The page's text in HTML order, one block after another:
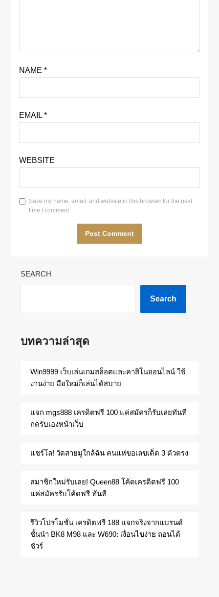
NAME *
EMAIL *
WEBSITE
Save my name, email, and website in this browser for the next
time I comment.
SEARCH
Search
บทความล่าสุด
Win9999 เว็บเล่นเกมสล็อตและคาสิโนออนไลน์ ใช้
งานง่าย มือใหม่ก็เล่นได้สบาย
แจก mgs888 เครดิตฟรี 100 แค่สมัครก็รับเลยทันที
กดรับเองหน้าเว็บ
แชร์โล! วัดสายมูใกล้ฉัน คนแห่ขอเลขเด็ด 3 ตัวตรง
สมาชิกใหม่รับเลย! Queen88 โค้ดเครดิตฟรี 100
แค่สมัครรับโค้ดฟรี ทันที
รีวิวโปรโมชั่น เครดิตฟรี 188 แจกจริงจากแบรนด์
ชั้นนำ BK8 M98 และ W690: เงื่อนไขง่าย ถอนได้
ชัวร์